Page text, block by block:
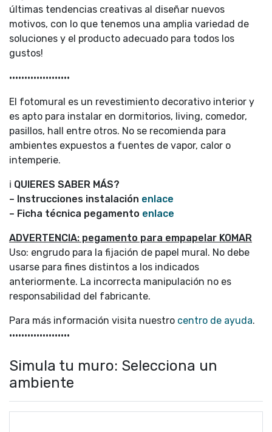
últimas tendencias creativas al diseñar nuevos
motivos, con lo que tenemos una amplia variedad de
soluciones y el producto adecuado para todos los
gustos!
••••••••••••••••••••
El fotomural es un revestimiento decorativo interior y
es apto para instalar en dormitorios, living, comedor,
pasillos, hall entre otros. No se recomienda para
ambientes expuestos a fuentes de vapor, calor o
intemperie.
ℹ QUIERES SABER MÁS?
– Instrucciones instalación enlace
– Ficha técnica pegamento enlace
ADVERTENCIA: pegamento para empapelar KOMAR
Uso: engrudo para la fijación de papel mural. No debe
usarse para fines distintos a los indicados
anteriormente. La incorrecta manipulación no es
responsabilidad del fabricante.
Para más información visita nuestro centro de ayuda.
••••••••••••••••••••
Simula tu muro: Selecciona un
ambiente